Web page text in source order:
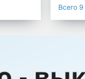
Всего